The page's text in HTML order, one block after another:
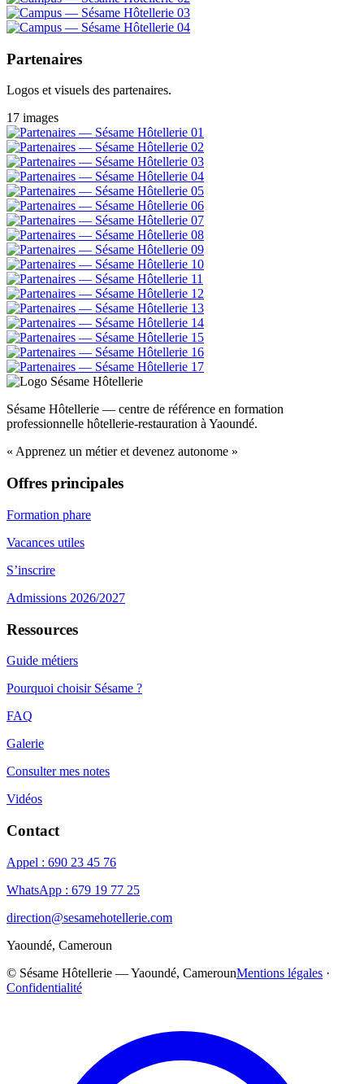
Partenaires
Logos et visuels des partenaires.
17 images
Sésame Hôtellerie — centre de référence en formation
professionnelle hôtellerie-restauration à Yaoundé.
« Apprenez un métier et devenez autonome »
Offres principales
Formation phare
Vacances utiles
S’inscrire
Admissions 2026/2027
Ressources
Guide métiers
Pourquoi choisir Sésame ?
FAQ
Galerie
Consulter mes notes
Vidéos
Contact
Appel : 690 23 45 76
WhatsApp : 679 19 77 25
direction@sesamehotellerie.com
Yaoundé, Cameroun
© Sésame Hôtellerie — Yaoundé, CamerounMentions légales ·
Confidentialité